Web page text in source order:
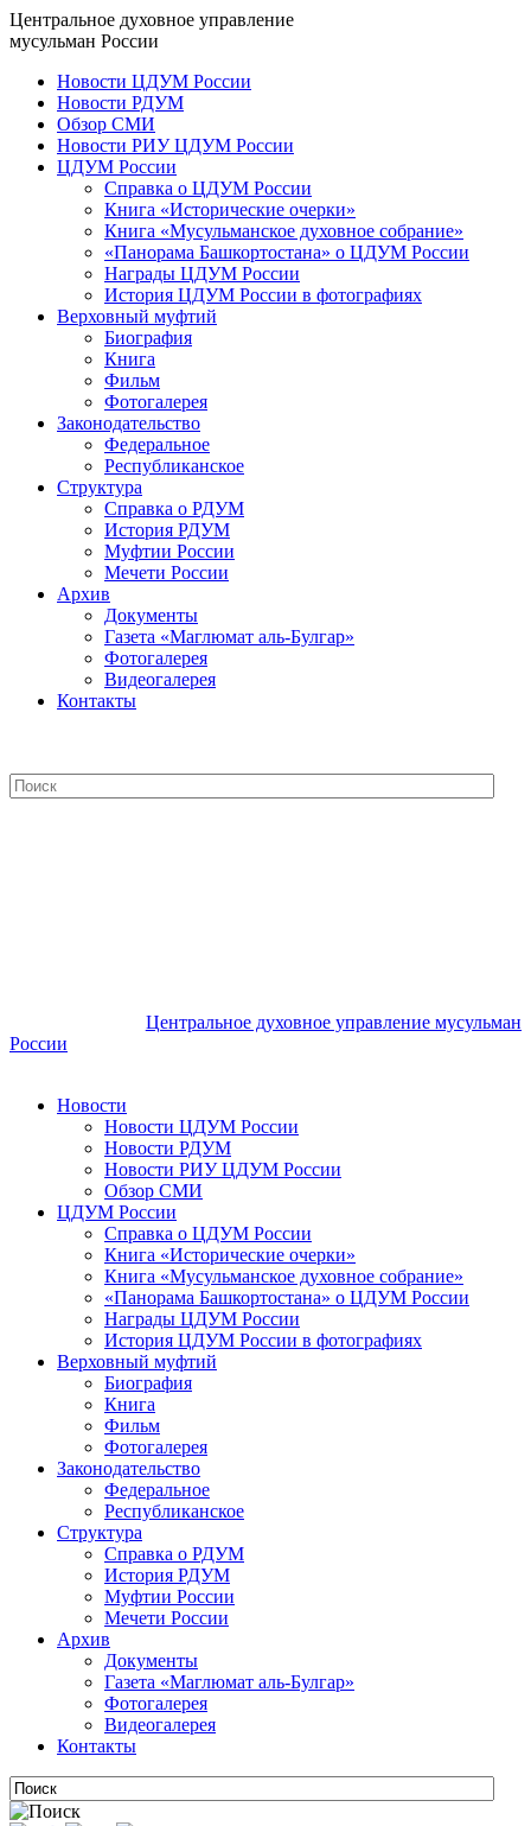
Центральное духовное управление
мусульман России
Новости ЦДУМ России
Новости РДУМ
Обзор СМИ
Новости РИУ ЦДУМ России
ЦДУМ России
Справка о ЦДУМ России
Книга «Исторические очерки»
Книга «Мусульманское духовное собрание»
«Панорама Башкортостана» о ЦДУМ России
Награды ЦДУМ России
История ЦДУМ России в фотографиях
Верховный муфтий
Биография
Книга
Фильм
Фотогалерея
Законодательство
Федеральное
Республиканское
Структура
Справка о РДУМ
История РДУМ
Муфтии России
Мечети России
Архив
Документы
Газета «Маглюмат аль-Булгар»
Фотогалерея
Видеогалерея
Контакты
Центральное духовное управление мусульман
России
Новости
Новости ЦДУМ России
Новости РДУМ
Новости РИУ ЦДУМ России
Обзор СМИ
ЦДУМ России
Справка о ЦДУМ России
Книга «Исторические очерки»
Книга «Мусульманское духовное собрание»
«Панорама Башкортостана» о ЦДУМ России
Награды ЦДУМ России
История ЦДУМ России в фотографиях
Верховный муфтий
Биография
Книга
Фильм
Фотогалерея
Законодательство
Федеральное
Республиканское
Структура
Справка о РДУМ
История РДУМ
Муфтии России
Мечети России
Архив
Документы
Газета «Маглюмат аль-Булгар»
Фотогалерея
Видеогалерея
Контакты